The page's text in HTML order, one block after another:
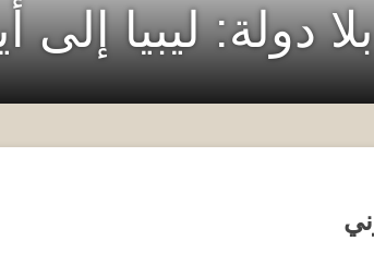
دولة: ليبيا إلى